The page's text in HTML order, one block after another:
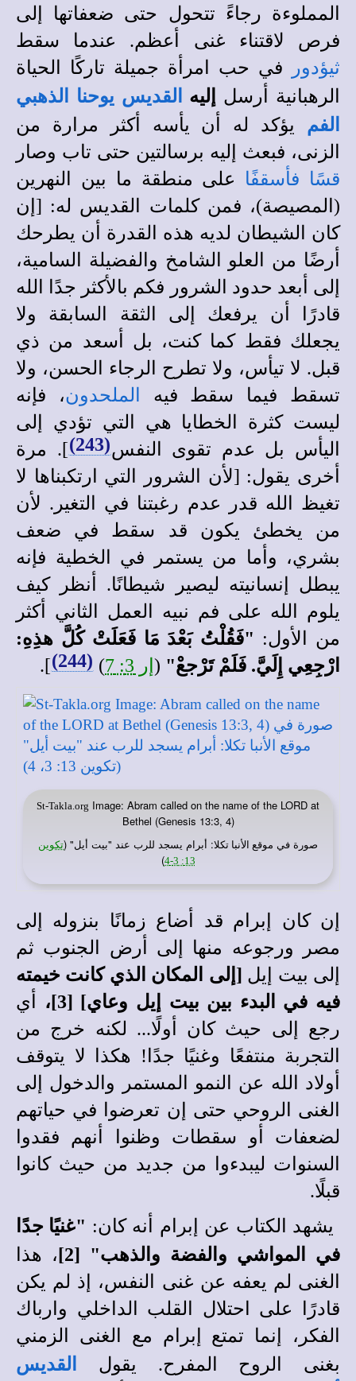
المملوءة رجاءً تتحول حتى ضعفاتها إلى
فرص لاقتناء غنى أعظم. عندما سقط
ثيؤدور
في حب امرأة جميلة تاركًا الحياة
الرهبانية أرسل
إليه
القديس يوحنا الذهبي
الفم يؤكد له أن يأسه أكثر مرارة من
الزنى، فبعث إليه برسالتين حتى تاب وصار
قسًا فأسقفًا على منطقة ما بين النهرين
(المصيصة)، فمن كلمات القديس له: [إن
كان الشيطان لديه هذه القدرة أن يطرحك
أرضًا من العلو الشامخ والفضيلة السامية،
إلى أبعد حدود الشرور فكم بالأكثر جدًا الله
قادرًا أن يرفعك إلى الثقة السابقة ولا
يجعلك فقط كما كنت، بل أسعد من ذي
قبل. لا تيأس، ولا تطرح الرجاء الحسن، ولا
تسقط فيما سقط فيه
الملحدون، فإنه
ليست كثرة الخطايا هي التي تؤدي إلى
اليأس بل عدم تقوى النفس(243)
]. مرة
أخرى يقول: [لأن الشرور التي ارتكبناها لا
تغيظ الله قدر عدم رغبتنا في التغير. لأن
من يخطئ يكون قد سقط في ضعف
بشري، وأما من يستمر في الخطية فإنه
يبطل إنسانيته ليصير شيطانًا. أنظر كيف
يلوم الله على فم نبيه العمل الثاني أكثر
من الأول: "فَقُلْتُ بَعْدَ مَا فَعَلَتْ كُلَّ هذِهِ:
ارْجِعِي إِلَيَّ. فَلَمْ تَرْجعْ" ( إر 3: 7 )
(244)
].
St-Takla.org Image: Abram called on the name of the LORD at
Bethel (Genesis 13:3, 4)
صورة في موقع الأنبا تكلا: أبرام يسجد للرب عند "بيت أيل" (تكوين
13: 3-4
)
إن كان إبرام قد أضاع زمانًا بنزوله إلى
مصر ورجوعه منها إلى أرض الجنوب ثم
إلى بيت إيل [إلى المكان الذي كانت خيمته
فيه في البدء بين بيت إيل وعاي] [3]،
أي
رجع إلى حيث كان أولًا... لكنه خرج من
التجربة منتفعًا وغنيًا جدًا! هكذا لا يتوقف
أولاد الله عن النمو المستمر والدخول إلى
الغنى الروحي حتى إن تعرضوا في حياتهم
لضعفات أو سقطات وظنوا أنهم فقدوا
السنوات ليبدءوا من جديد من حيث كانوا
قبلًا.
يشهد الكتاب عن إبرام أنه كان: "غنيًا جدًا
في المواشي والفضة والذهب" [2 ]، هذا
الغنى لم يعفه عن غنى النفس، إذ لم يكن
قادرًا على احتلال القلب الداخلي وارباك
الفكر، إنما تمتع إبرام مع الغنى الزمني
بغنى الروح المفرح. يقول
القديس